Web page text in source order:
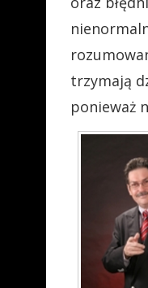
trzymają
ponieważ